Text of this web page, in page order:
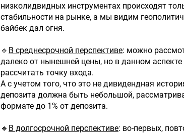
низколидвидных инструментах происходят
стабильности на рынке, а мы видим
байбек дал огня.
🔹 В среднесрочной перспективе: можно
далеко от нынешней цены, но в данном
рассчитать точку входа.
А с учетом того, что это не дивидендная
депозита должна быть небольшой,
формате до 1% от депозита.
🔹 В долгосрочной перспективе: во-первых,